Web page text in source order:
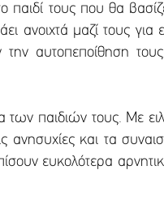
παιδί τους που θα
ανοιχτά μαζί τους
αυτοπεποίθηση
των παιδιών τους. Με
ανησυχίες και τα
ευκολότερα